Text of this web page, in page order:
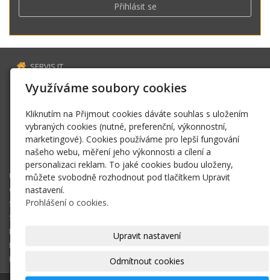
Přihlásit se
SERVIS IT
Estonská 2569
272 01 Kladno
servis@fillaus.cz
www.fillaus.cz
+420 606 163 784
sms zpráva
ÚVOD
OPRAVY ZAŘÍZENÍ
SPRÁVA SÍTĚ
SATELITNÍ A TV ROZVODY
KONTAKT
E-SHOP
KOŠÍK
Využíváme soubory cookies
Kliknutím na Přijmout cookies dáváte souhlas s uložením
vybraných cookies (nutné, preferenční, výkonnostní,
marketingové). Cookies používáme pro lepší fungování
našeho webu, měření jeho výkonnosti a cílení a
personalizaci reklam. To jaké cookies budou uloženy,
můžete svobodně rozhodnout pod tlačítkem Upravit
nastavení.
Prohlášení o cookies.
Upravit nastavení
Odmítnout cookies